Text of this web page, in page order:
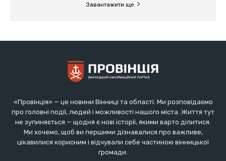
Завантажити ще
«Провінція» — це новини Вінниці та області. Ми розповідаємо
про головні події, людей і можливості нашого міста. Життя тут
не зупиняється — щодня є нові історії, якими варто ділитися.
Ми хочемо, щоб ви першими дізнавалися про важливе,
цікавилися корисним і відчували себе частиною вінницької
громади.